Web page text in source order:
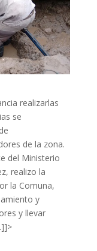
realizarlas
se
de la zona.
del Ministerio
realizo la
la Comuna,
y
y llevar